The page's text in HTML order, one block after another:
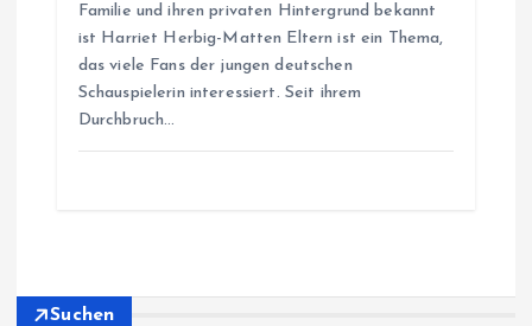
Familie und ihren privaten Hintergrund bekannt
ist Harriet Herbig-Matten Eltern ist ein Thema,
das viele Fans der jungen deutschen
Schauspielerin interessiert. Seit ihrem
Durchbruch…
Suchen